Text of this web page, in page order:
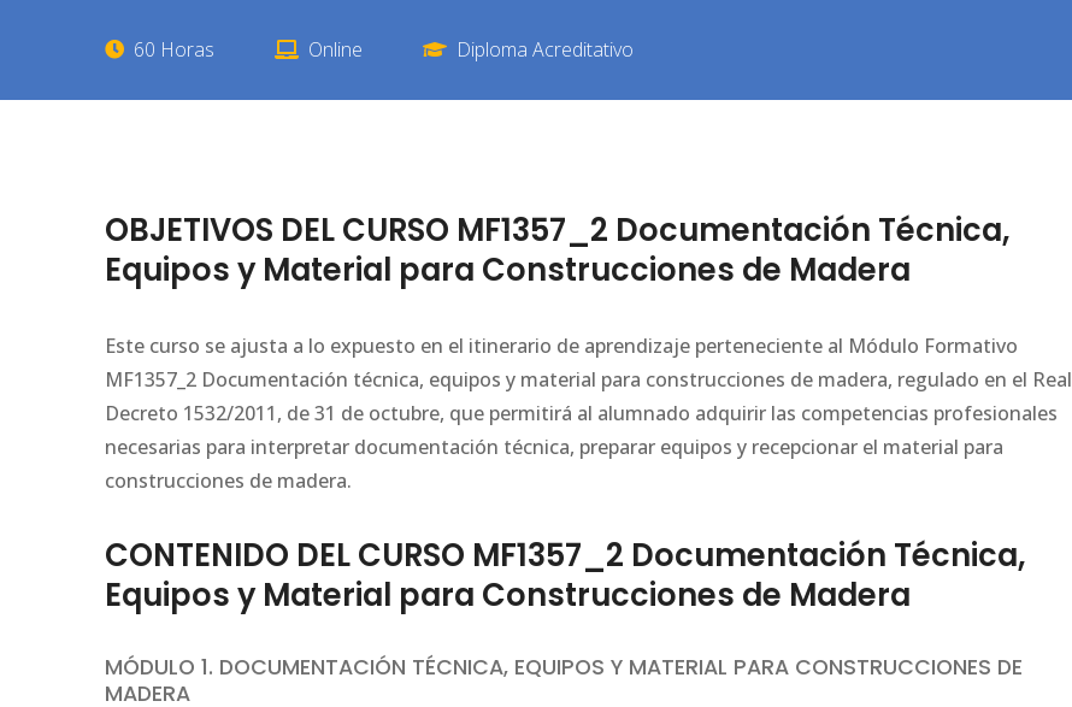
60 Horas Online Diploma Acreditativo
OBJETIVOS DEL CURSO MF1357_2 Documentación Técnica,
Equipos y Material para Construcciones de Madera
Este curso se ajusta a lo expuesto en el itinerario de aprendizaje perteneciente al Módulo Formativo
MF1357_2 Documentación técnica, equipos y material para construcciones de madera, regulado en el Real
Decreto 1532/2011, de 31 de octubre, que permitirá al alumnado adquirir las competencias profesionales
necesarias para interpretar documentación técnica, preparar equipos y recepcionar el material para
construcciones de madera.
CONTENIDO DEL CURSO MF1357_2 Documentación Técnica,
Equipos y Material para Construcciones de Madera
MÓDULO 1. DOCUMENTACIÓN TÉCNICA, EQUIPOS Y MATERIAL PARA CONSTRUCCIONES DE
MADERA